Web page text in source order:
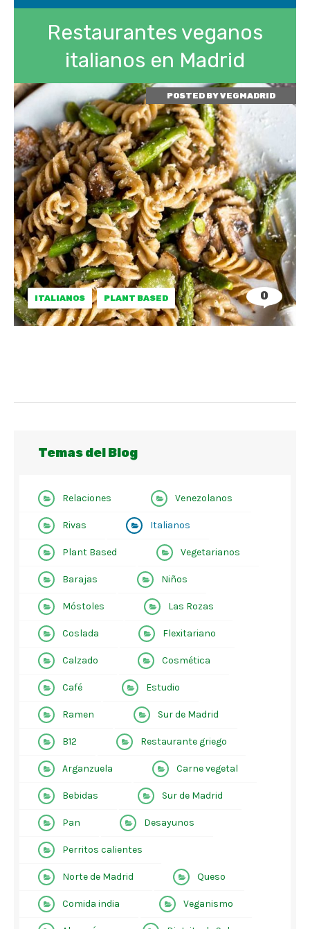
Restaurantes veganos
italianos en Madrid
POSTED BYVEGMADRID
ITALIANOS PLANT BASED 0
Temas del Blog
Relaciones Venezolanos
Rivas Italianos
Plant Based Vegetarianos
Barajas Niños
Móstoles Las Rozas
Coslada Flexitariano
Calzado Cosmética
Café Estudio
Ramen Sur de Madrid
B12 Restaurante griego
Arganzuela Carne vegetal
Bebidas Sur de Madrid
Pan Desayunos
Perritos calientes
Norte de Madrid Queso
Comida india Veganismo